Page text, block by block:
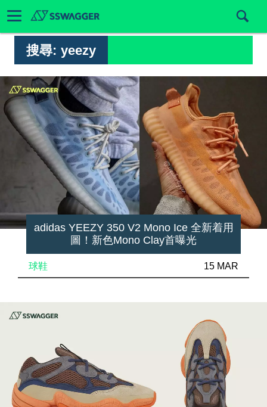
搜尋: yeezy
adidas YEEZY 350 V2 Mono Ice 全新着用
圖！新色Mono Clay首曝光
球鞋 15 MAR